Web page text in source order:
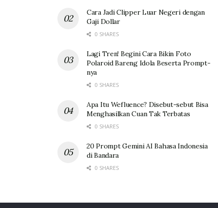
Cara Jadi Clipper Luar Negeri dengan
Gaji Dollar
0 SHARES
Lagi Tren! Begini Cara Bikin Foto
Polaroid Bareng Idola Beserta Prompt-
nya
0 SHARES
Apa Itu Wefluence? Disebut-sebut Bisa
Menghasilkan Cuan Tak Terbatas
0 SHARES
20 Prompt Gemini AI Bahasa Indonesia
di Bandara
0 SHARES